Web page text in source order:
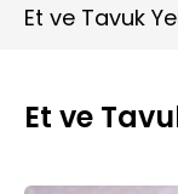
Et ve Tavuk
Et ve